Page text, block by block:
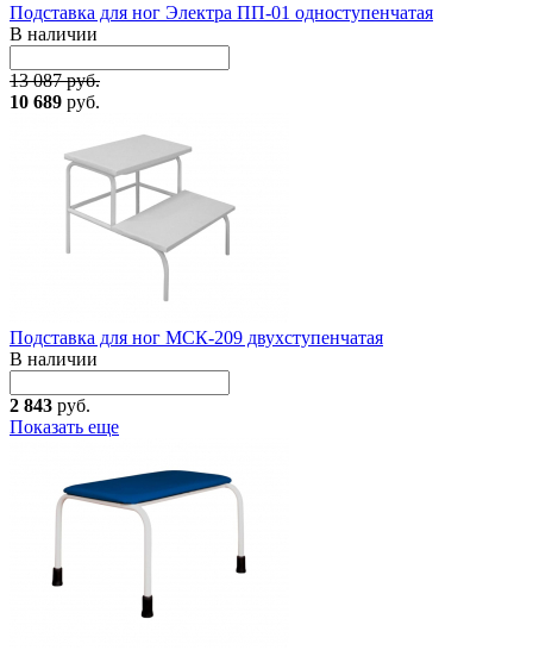
Подставка для ног Электра ПП-01 одноступенчатая
В наличии
13 087 руб.
10 689 руб.
Подставка для ног МСК-209 двухступенчатая
В наличии
2 843 руб.
Показать еще